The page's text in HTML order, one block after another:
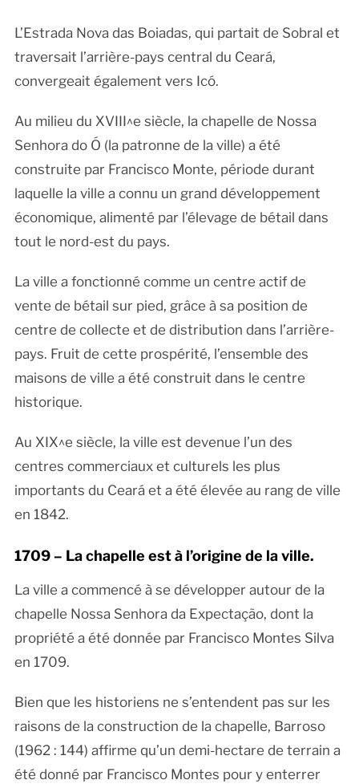
L’Estrada Nova das Boiadas, qui partait de Sobral et
traversait l’arrière-pays central du Ceará,
convergeait également vers Icó.
Au milieu du XVIII^e siècle, la chapelle de Nossa
Senhora do Ó (la patronne de la ville) a été
construite par Francisco Monte, période durant
laquelle la ville a connu un grand développement
économique, alimenté par l’élevage de bétail dans
tout le nord-est du pays.
La ville a fonctionné comme un centre actif de
vente de bétail sur pied, grâce à sa position de
centre de collecte et de distribution dans l’arrière-
pays. Fruit de cette prospérité, l’ensemble des
maisons de ville a été construit dans le centre
historique.
Au XIX^e siècle, la ville est devenue l’un des
centres commerciaux et culturels les plus
importants du Ceará et a été élevée au rang de ville
en 1842.
1709 – La chapelle est à l’origine de la ville.
La ville a commencé à se développer autour de la
chapelle Nossa Senhora da Expectação, dont la
propriété a été donnée par Francisco Montes Silva
en 1709.
Bien que les historiens ne s’entendent pas sur les
raisons de la construction de la chapelle, Barroso
(1962 : 144) affirme qu’un demi-hectare de terrain a
été donné par Francisco Montes pour y enterrer